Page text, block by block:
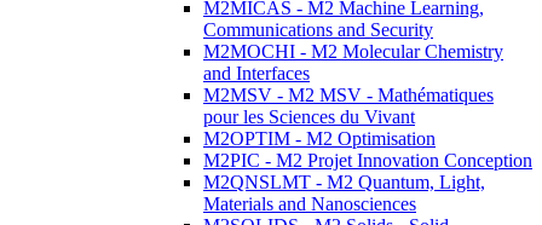
M2MICAS - M2 Machine Learning,
Communications and Security
M2MOCHI - M2 Molecular Chemistry
and Interfaces
M2MSV - M2 MSV - Mathématiques
pour les Sciences du Vivant
M2OPTIM - M2 Optimisation
M2PIC - M2 Projet Innovation Conception
M2QNSLMT - M2 Quantum, Light,
Materials and Nanosciences